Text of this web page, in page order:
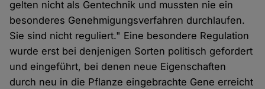
gelten nicht als Gentechnik und mussten nie ein
besonderes Genehmigungsverfahren durchlaufen.
Sie sind nicht reguliert." Eine besondere Regulation
wurde erst bei denjenigen Sorten politisch gefordert
und eingeführt, bei denen neue Eigenschaften
durch neu in die Pflanze eingebrachte Gene erreicht